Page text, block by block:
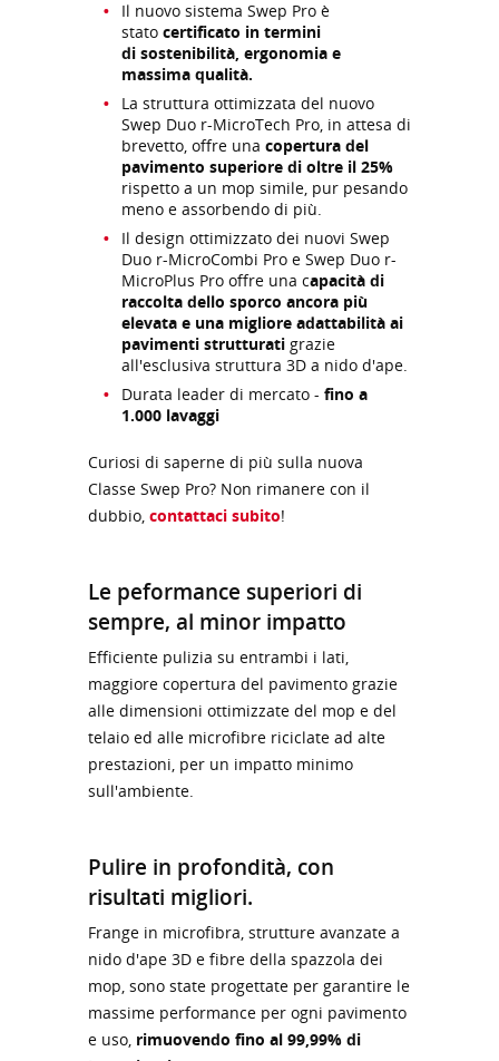
Il nuovo sistema Swep Pro è
stato certificato in termini
di sostenibilità, ergonomia e
massima qualità.
La struttura ottimizzata del nuovo
Swep Duo r-MicroTech Pro, in attesa di
brevetto, offre una copertura del
pavimento superiore di oltre il 25%
rispetto a un mop simile, pur pesando
meno e assorbendo di più.
Il design ottimizzato dei nuovi Swep
Duo r-MicroCombi Pro e Swep Duo r-
MicroPlus Pro offre una capacità di
raccolta dello sporco ancora più
elevata e una migliore adattabilità ai
pavimenti strutturati grazie
all'esclusiva struttura 3D a nido d'ape.
Durata leader di mercato - fino a
1.000 lavaggi
Curiosi di saperne di più sulla nuova
Classe Swep Pro? Non rimanere con il
dubbio, contattaci subito!
Le peformance superiori di
sempre, al minor impatto
Efficiente pulizia su entrambi i lati,
maggiore copertura del pavimento grazie
alle dimensioni ottimizzate del mop e del
telaio ed alle microfibre riciclate ad alte
prestazioni, per un impatto minimo
sull'ambiente.
Pulire in profondità, con
risultati migliori.
Frange in microfibra, strutture avanzate a
nido d'ape 3D e fibre della spazzola dei
mop, sono state progettate per garantire le
massime performance per ogni pavimento
e uso, rimuovendo fino al 99,99% di